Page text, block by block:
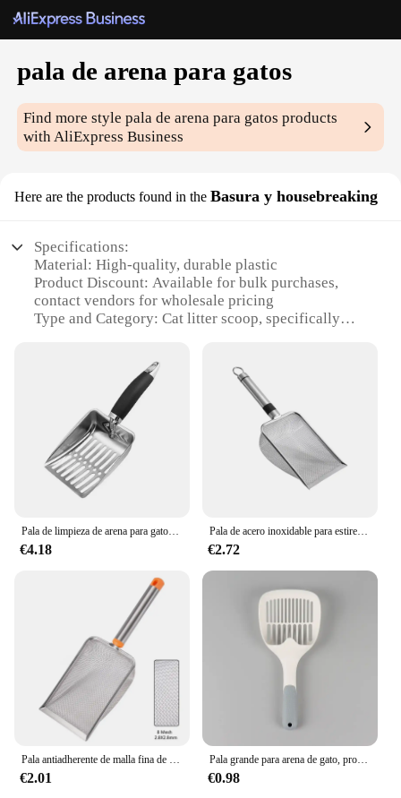
pala de arena para gatos
Find more stylepala de arena para gatos products
with AliExpress Business
Here are the products found in the Basura y housebreaking
Specifications:
Material: High-quality, durable plastic
Product Discount: Available for bulk purchases,
contact vendors for wholesale pricing
Type and Category: Cat litter scoop, specifically
Usage and Purpose: Efficiently removes waste from
litter boxes, promoting hygiene and housebreaking
Typical Adaptive Scenario: Suitable for all cat
owners looking to maintain a clean and odor-free
environment
Shape or Size or Weight or Quantity: Designed for
easy handling and storage, with a lightweight build
Features:
|Wholesale|Vendors|
**Effortless Maintenance**
The pala de arena para gatos is an essential tool for
any cat owner aiming to keep their home clean and
odor-free. Its ergonomic design ensures a
comfortable grip, allowing for easy scooping and
removal of waste from your cat's litter box. The
sifting mesh separates the clean litter from the
waste, minimizing the time and effort required for
maintenance. Whether you have one cat or multiple,
this litter scoop is designed to handle the mess with
ease.
Pala de limpieza de arena para gatos y perros, suministros de heces, herramienta de limpieza para mascotas, productos para mascotas, cuchara de mango largo de Metal
€4.18
Pala de acero inoxidable para estireno de gato, pala duradera para arena de gato, herramienta de limpieza para mascotas con mango duradero
€2.72
Pala antiadherente de malla fina de acero inoxidable para arena de gatos, 1 piezas, fácil de limpiar, para Reptiles, eficiente, duradera
€2.01
Pala grande para arena de gato, producto nuevo, suministros de limpieza para mascotas, venta al por mayor
€0.98